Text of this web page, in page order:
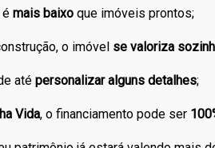
émais baixo que imóveis prontos;
o imóvel se valoriza
atépersonalizar alguns detalhes;
Vida, o financiamento pode ser